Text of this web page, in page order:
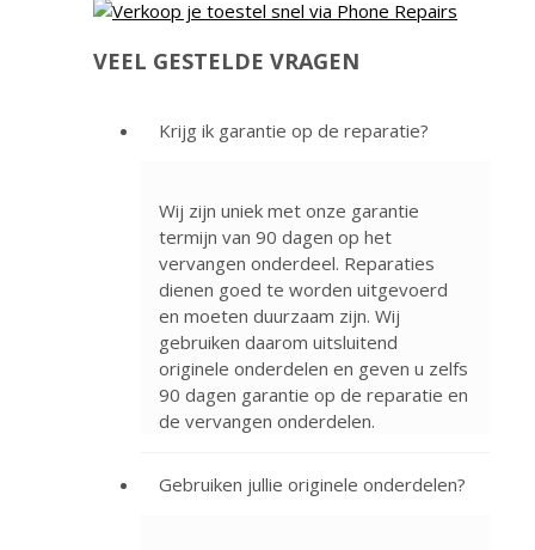
VEEL GESTELDE VRAGEN
Krijg ik garantie op de reparatie?
Wij zijn uniek met onze garantie
termijn van 90 dagen op het
vervangen onderdeel. Reparaties
dienen goed te worden uitgevoerd
en moeten duurzaam zijn. Wij
gebruiken daarom uitsluitend
originele onderdelen en geven u zelfs
90 dagen garantie op de reparatie en
de vervangen onderdelen.
Gebruiken jullie originele onderdelen?